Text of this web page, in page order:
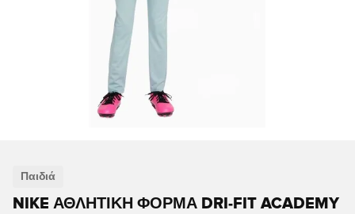
Παιδιά
NIKE ΑΘΛΗΤΙΚΉ ΦΌΡΜΑ DRI-FIT ACADEMY